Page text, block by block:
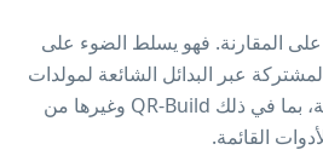
على المقارنة. فهو يسلط الضوء على
عبر البدائل الشائعة لمولدات
رموز الاستجابة السريعة، بما في ذلك QR-Build وغيرها من
القائمة.